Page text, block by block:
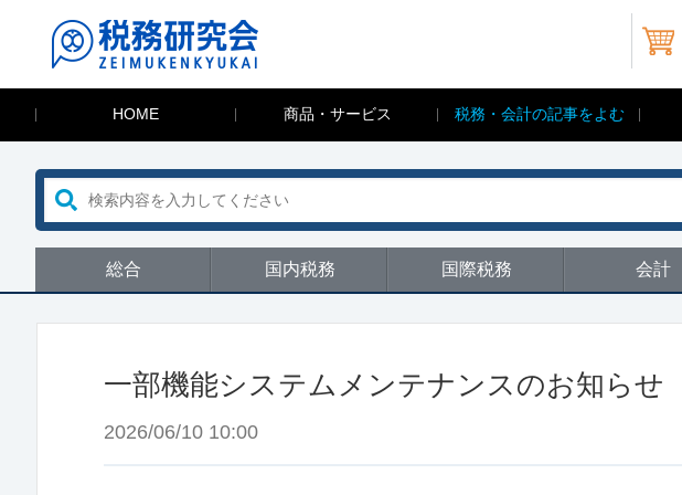
HOME 商品・サービス 税務・会計の記事をよむ
総合 国内税務 国際税務 会計
一部機能システムメンテナンスのお知らせ
2026/06/10 10:00